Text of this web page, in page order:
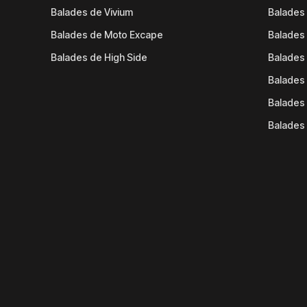
Balades de Vivium
Balades de Moto Excape
Balades de High Side
Balades